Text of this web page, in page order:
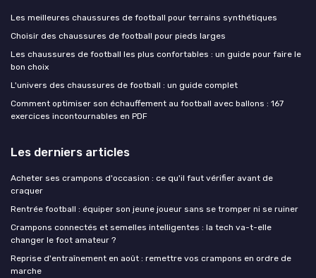
Les meilleures chaussures de football pour terrains synthétiques
Choisir des chaussures de football pour pieds larges
Les chaussures de football les plus confortables : un guide pour faire le
bon choix
L'univers des chaussures de football : un guide complet
Comment optimiser son échauffement au football avec ballons : 167
exercices incontournables en PDF
Les derniers articles
Acheter ses crampons d'occasion : ce qu'il faut vérifier avant de
craquer
Rentrée football : équiper son jeune joueur sans se tromper ni se ruiner
Crampons connectés et semelles intelligentes : la tech va-t-elle
changer le foot amateur ?
Reprise d'entraînement en août : remettre vos crampons en ordre de
marche